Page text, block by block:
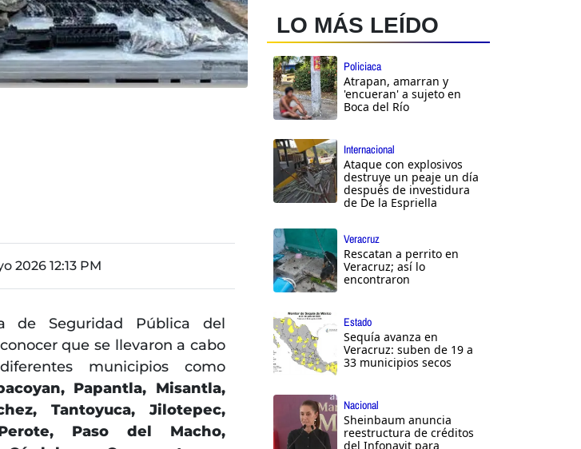
2026 12:13 PM
de Seguridad Pública del
que se llevaron a cabo
municipios como
Papantla, Misantla,
Tantoyuca, Jilotepec,
Paso del Macho,
LO MÁS LEÍDO
Policiaca
Atrapan, amarran y
'encueran' a sujeto en
Boca del Río
Internacional
Ataque con explosivos
destruye un peaje un día
después de investidura
de De la Espriella
Veracruz
Rescatan a perrito en
Veracruz; así lo
encontraron
Estado
Sequía avanza en
Veracruz: suben de 19 a
33 municipios secos
Nacional
Sheinbaum anuncia
reestructura de créditos
del Infonavit para